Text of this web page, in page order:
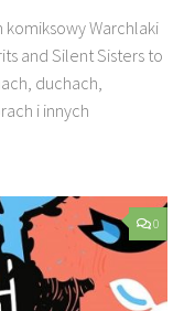
komiksowy Warchlaki
and Silent Sisters to
duchach,
i innych
0